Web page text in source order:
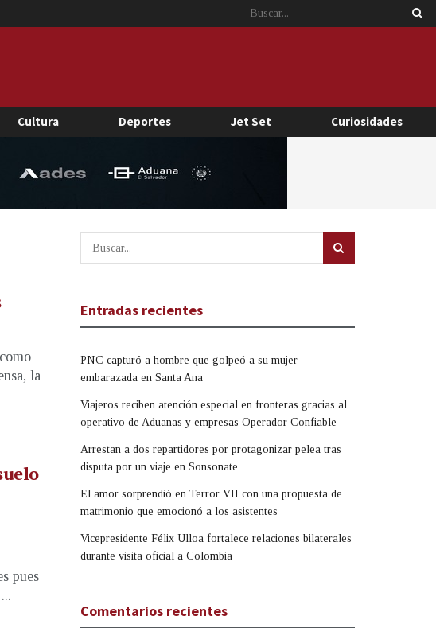
Cultura Deportes Jet Set Curiosidades
la
pues
Entradas recientes
PNC capturó a hombre que golpeó a su mujer
embarazada en Santa Ana
Viajeros reciben atención especial en fronteras gracias al
operativo de Aduanas y empresas Operador Confiable
Arrestan a dos repartidores por protagonizar pelea tras
disputa por un viaje en Sonsonate
El amor sorprendió en Terror VII con una propuesta de
matrimonio que emocionó a los asistentes
Vicepresidente Félix Ulloa fortalece relaciones bilaterales
durante visita oficial a Colombia
Comentarios recientes